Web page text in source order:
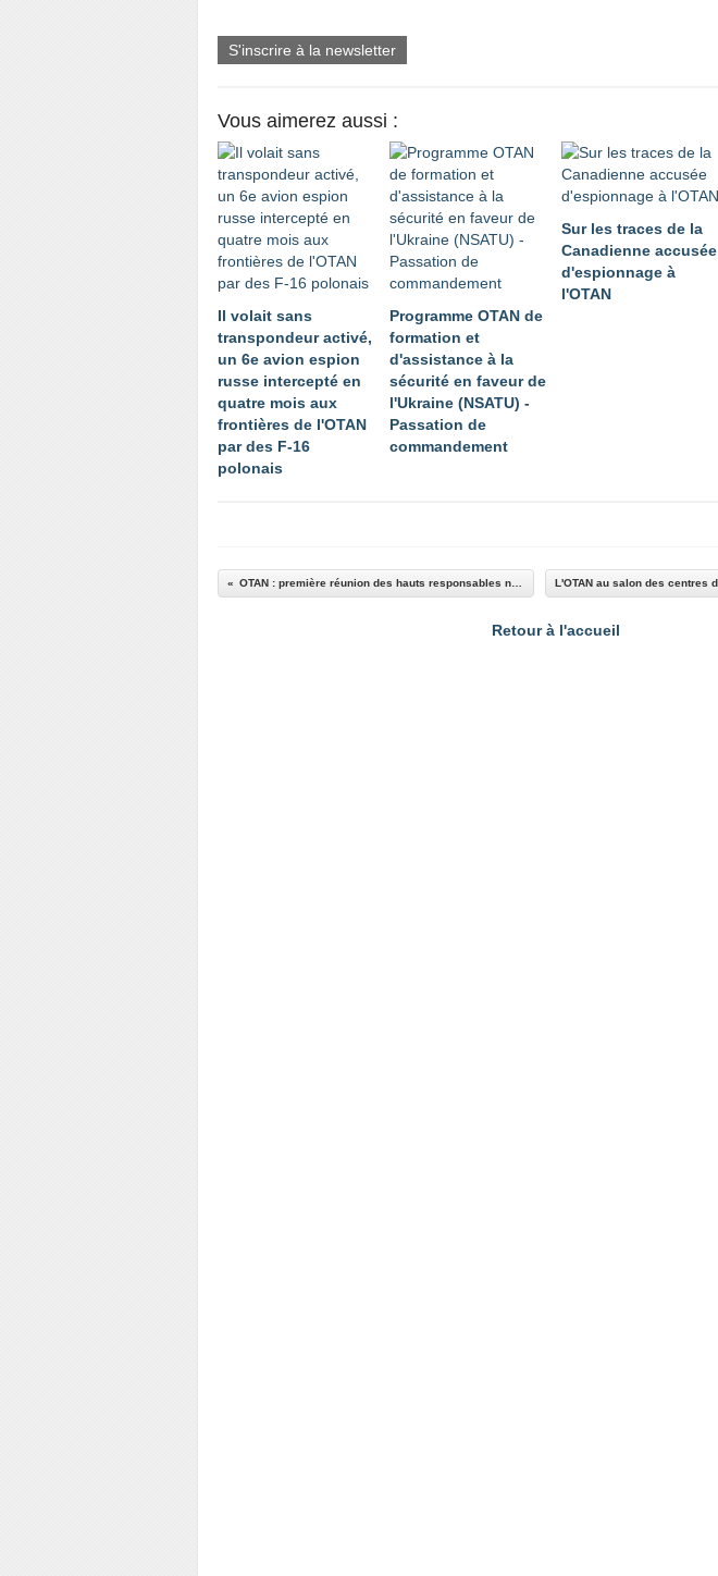
S'inscrire à la newsletter
Vous aimerez aussi :
Il volait sans
transpondeur activé,
un 6e avion espion
russe intercepté en
quatre mois aux
frontières de l'OTAN
par des F-16
polonais
Programme OTAN de
formation et
d'assistance à la
sécurité en faveur de
l'Ukraine (NSATU) -
Passation de
commandement
Sur les traces de la
Canadienne accusée
d'espionnage à
l'OTAN
Retour à l'accueil